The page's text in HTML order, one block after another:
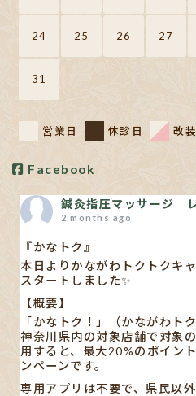
24 25 26 27
31
営業日 休診日 改
Facebook
鍼灸指圧マッサージ
2 months ago
『かなトク』
本日よりかながわトクトクキ
スタートしました✨
【概要】
「かなトク！」（かながわト
神奈川県内の対象店舗で対象
用すると、最大20%のポイン
ンペーンです。
専用アプリは不要で、県民以外